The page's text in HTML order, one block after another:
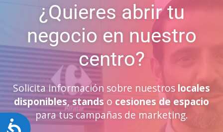
Accesibilidad
¿Quieres abrir tu
negocio en nuestro
centro?
Solicita información sobre nuestros locales
disponibles, stands o cesiones de espacio
para tus campañas de marketing.